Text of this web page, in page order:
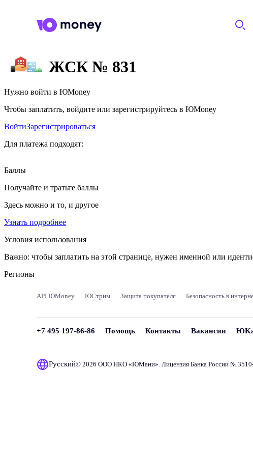
ЖСК № 831
Нужно войти в ЮMoney
Чтобы заплатить, войдите или зарегистрируйтесь в ЮMoney
ВойтиЗарегистрироваться
Для платежа подходят:
Баллы
Получайте и тратьте баллы
Здесь можно и то, и другое
Узнать подробнее
Условия использования
Важно: чтобы заплатить на этой странице, нужен именной или
Регионы
API ЮMoney ЮСтрим Защита покупателя Безопасность в
+7 495 197-86-86 Помощь Контакты Вакансии
Русский© 2026 ООО НКО «ЮМани». Лицензия Банка России №